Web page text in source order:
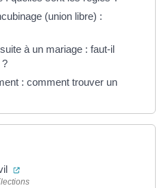
(union libre) :
à un mariage : faut-il
?
: comment trouver un
(ouverture dans un nouvel